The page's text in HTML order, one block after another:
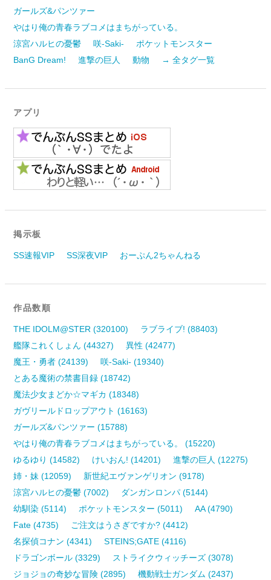
ガールズ&パンツァー
やはり俺の青春ラブコメはまちがっている。
涼宮ハルヒの憂鬱
咲-Saki-
ポケットモンスター
BanG Dream!
進撃の巨人 動物 → 全タグ一覧
アプリ
掲示板
SS速報VIP SS深夜VIP おーぷん2ちゃんねる
作品数順
THE IDOLM@STER (320100)
ラブライブ! (88403)
艦隊これくしょん (44327)
異性 (42477)
魔王・勇者 (24139)
咲-Saki- (19340)
とある魔術の禁書目録 (18742)
魔法少女まどか☆マギカ (18348)
ガヴリールドロップアウト (16163)
ガールズ&パンツァー (15788)
やはり俺の青春ラブコメはまちがっている。 (15220)
ゆるゆり (14582)
けいおん! (14201)
進撃の巨人 (12275)
姉・妹 (12059)
新世紀エヴァンゲリオン (9178)
涼宮ハルヒの憂鬱 (7002)
ダンガンロンパ (5144)
幼馴染 (5114)
ポケットモンスター (5011)
AA (4790)
Fate (4735)
ご注文はうさぎですか? (4412)
名探偵コナン (4341)
STEINS;GATE (4116)
ドラゴンボール (3329)
ストライクウィッチーズ (3078)
ジョジョの奇妙な冒険 (2895)
機動戦士ガンダム (2437)